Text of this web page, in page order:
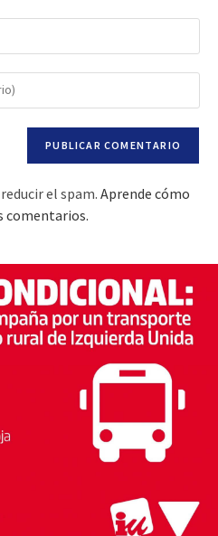
el spam. Aprende cómo
comentarios.